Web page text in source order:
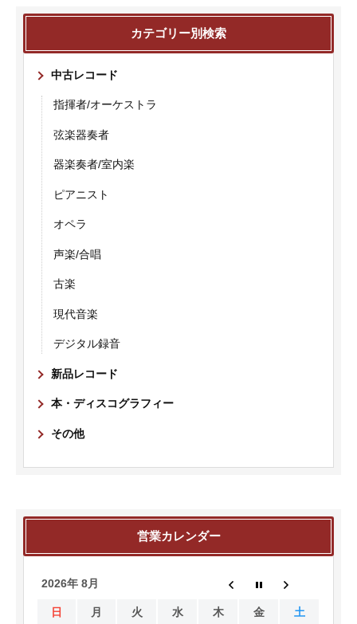
カテゴリー別検索
中古レコード
指揮者/オーケストラ
弦楽器奏者
器楽奏者/室内楽
ピアニスト
オペラ
声楽/合唱
古楽
現代音楽
デジタル録音
新品レコード
本・ディスコグラフィー
その他
営業カレンダー
2026年 8月
日 月 火 水 木 金 土